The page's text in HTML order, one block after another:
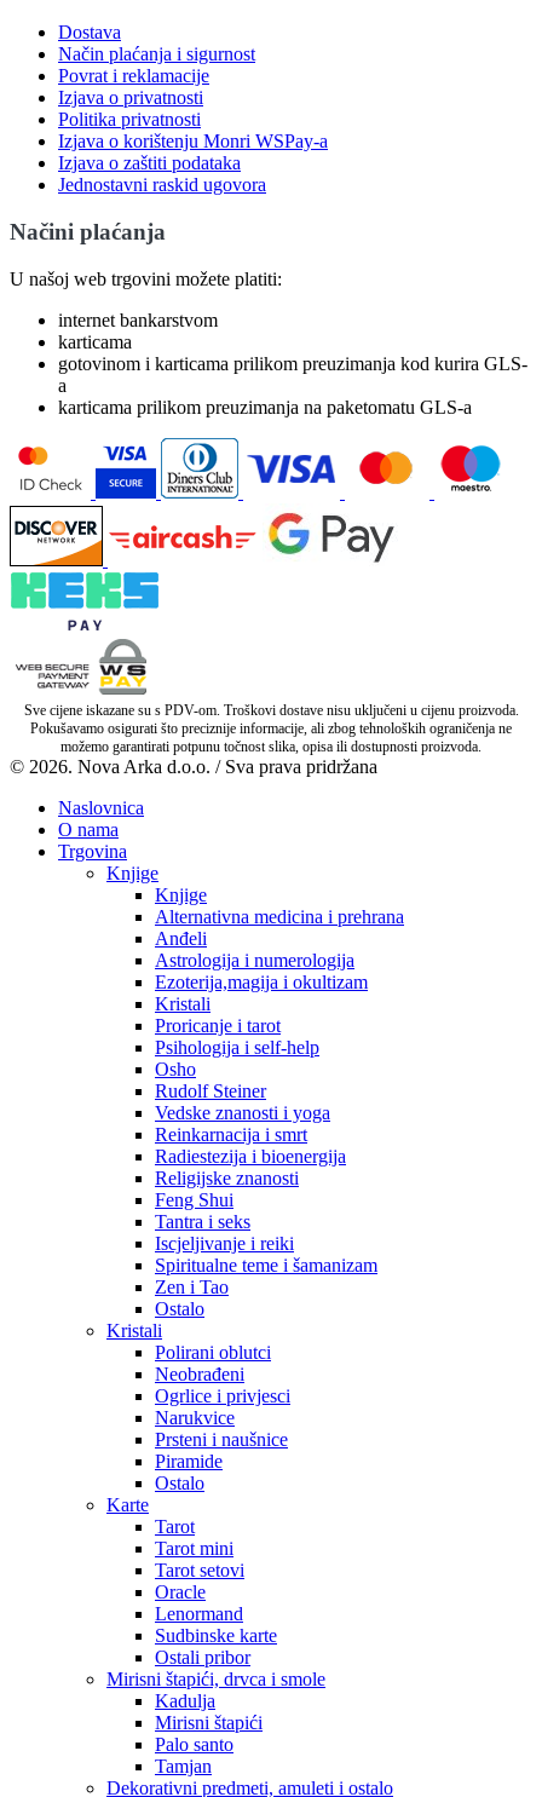
Dostava
Način plaćanja i sigurnost
Povrat i reklamacije
Izjava o privatnosti
Politika privatnosti
Izjava o korištenju Monri WSPay-a
Izjava o zaštiti podataka
Jednostavni raskid ugovora
Načini plaćanja
U našoj web trgovini možete platiti:
internet bankarstvom
karticama
gotovinom i karticama prilikom preuzimanja kod kurira GLS-
a
karticama prilikom preuzimanja na paketomatu GLS-a
Sve cijene iskazane su s PDV-om. Troškovi dostave nisu uključeni u cijenu proizvoda.
Pokušavamo osigurati što preciznije informacije, ali zbog tehnoloških ograničenja ne
možemo garantirati potpunu točnost slika, opisa ili dostupnosti proizvoda.
© 2026. Nova Arka d.o.o. / Sva prava pridržana
Naslovnica
O nama
Trgovina
Knjige
Knjige
Alternativna medicina i prehrana
Anđeli
Astrologija i numerologija
Ezoterija,magija i okultizam
Kristali
Proricanje i tarot
Psihologija i self-help
Osho
Rudolf Steiner
Vedske znanosti i yoga
Reinkarnacija i smrt
Radiestezija i bioenergija
Religijske znanosti
Feng Shui
Tantra i seks
Iscjeljivanje i reiki
Spiritualne teme i šamanizam
Zen i Tao
Ostalo
Kristali
Polirani oblutci
Neobrađeni
Ogrlice i privjesci
Narukvice
Prsteni i naušnice
Piramide
Ostalo
Karte
Tarot
Tarot mini
Tarot setovi
Oracle
Lenormand
Sudbinske karte
Ostali pribor
Mirisni štapići, drvca i smole
Kadulja
Mirisni štapići
Palo santo
Tamjan
Dekorativni predmeti, amuleti i ostalo